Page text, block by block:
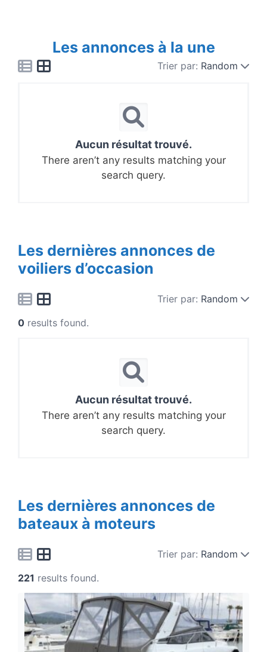
Les annonces à la une
Trier par: Random
Aucun résultat trouvé.
There aren’t any results matching your
search query.
Les dernières annonces de
voiliers d’occasion
Trier par: Random
0 results found.
Aucun résultat trouvé.
There aren’t any results matching your
search query.
Les dernières annonces de
bateaux à moteurs
Trier par: Random
221 results found.